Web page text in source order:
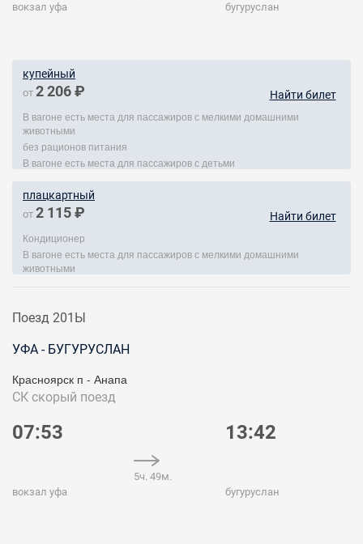
вокзал уфа бугуруслан
купейный
от 2 206 ₽ Найти билет
В вагоне есть места для пассажиров с мелкими домашними
животными
без рационов питания
В вагоне есть места для пассажиров с детьми
плацкартный
от 2 115 ₽ Найти билет
Кондиционер
В вагоне есть места для пассажиров с мелкими домашними
животными
Поезд 201Ы
УФА - БУГУРУСЛАН
Красноярск п - Анапа
СК скорый поезд
07:53
вокзал уфа
5ч. 49м.
13:42
бугуруслан